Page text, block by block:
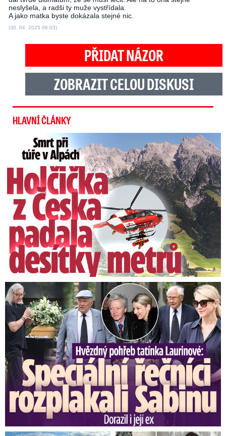
neslyšela, a radši ty muže vystřídala.
A jako matka byste dokázala stejné nic.
(30. 04. 2025 06:03)
PŘIDAT NÁZOR
ZOBRAZIT CELOU DISKUSI
HLAVNÍ ČLÁNKY
Smrt Češky v Alpách: Zemřela při túře s rodiči
Speciální řečníci nad rakví Laurina: Rozbrečeli i dceru